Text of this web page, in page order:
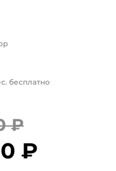
бесплатно
₽
₽